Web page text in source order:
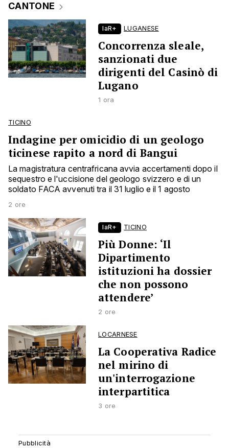
CANTONE
laR+ LUGANESE
Concorrenza sleale,
sanzionati due
dirigenti del Casinò di
Lugano
1 ora
TICINO
Indagine per omicidio di un geologo
ticinese rapito a nord di Bangui
La magistratura centrafricana avvia accertamenti dopo il
sequestro e l'uccisione del geologo svizzero e di un
soldato FACA avvenuti tra il 31 luglio e il 1 agosto
2 ore
laR+ TICINO
Più Donne: ‘Il
Dipartimento
istituzioni ha dossier
che non possono
attendere’
2 ore
LOCARNESE
La Cooperativa Radice
nel mirino di
un'interrogazione
interpartitica
3 ore